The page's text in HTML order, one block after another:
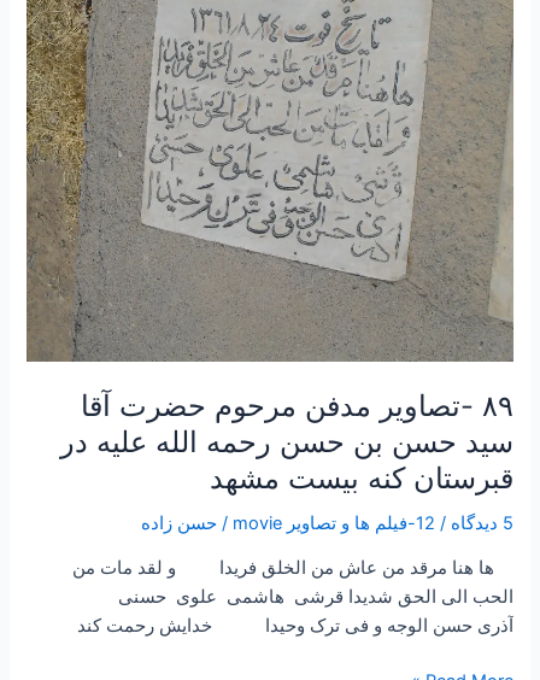
۸۹ -تصاویر مدفن مرحوم حضرت آقا
سید حسن بن حسن رحمه الله علیه در
قبرستان کنه بیست مشهد
5 دیدگاه / 12-فیلم ها و تصاویر movie /حسن زاده
ها هنا مرقد من عاش من الخلق فریدا و لقد مات من
الحب الی الحق شدیدا قرشی هاشمی علوی حسنی
آذری حسن الوجه و فی ترک وحیدا خدایش رحمت کند
رحمه
الله
علیه
در
قبرستان
کنه
بیست
مشهد